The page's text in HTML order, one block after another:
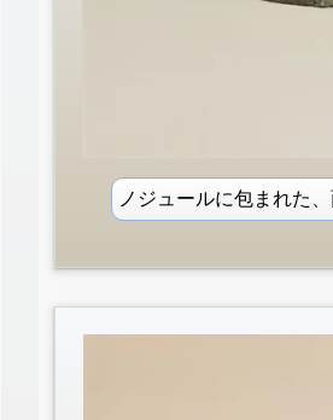
ノジュールに包まれた